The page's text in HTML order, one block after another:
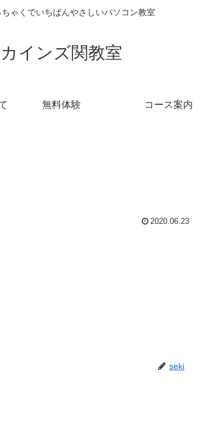
ゃくでいちばんやさしいパソコン教室
カインズ関教室
無料体験 コース案内
2020.06.23
seki